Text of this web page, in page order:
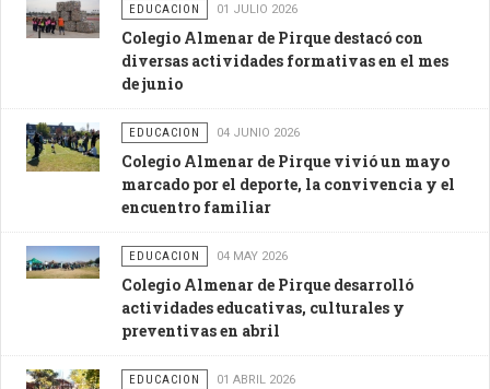
EDUCACION 01 JULIO 2026
Colegio Almenar de Pirque destacó con
diversas actividades formativas en el mes
de junio
EDUCACION 04 JUNIO 2026
Colegio Almenar de Pirque vivió un mayo
marcado por el deporte, la convivencia y el
encuentro familiar
EDUCACION 04 MAY 2026
Colegio Almenar de Pirque desarrolló
actividades educativas, culturales y
preventivas en abril
EDUCACION 01 ABRIL 2026